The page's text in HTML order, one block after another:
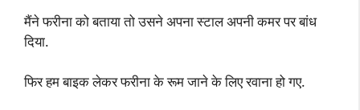
मैंने फरीना को बताया तो उसने अपना स्टाल अपनी कमर पर बांध
दिया.
फिर हम बाइक लेकर फरीना के रूम जाने के लिए रवाना हो गए.